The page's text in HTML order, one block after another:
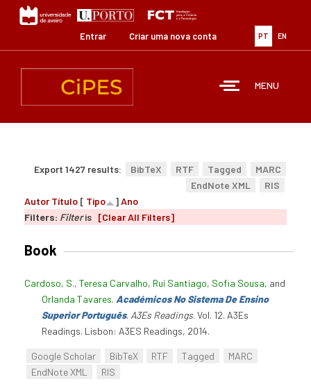
Passar
para
conteúdo
PT EN
Entrar Criar uma nova conta
MENU
Export 1427 results: BibTeX RTF Tagged
MARC
EndNote XML
RIS
Autor Título [ Tipo ]Ano
Filters: Filteris [Clear All Filters]
Book
Cardoso, S., Teresa Carvalho, Rui Santiago, Sofia Sousa, and
Orlanda Tavares. Académicos No Sistema De Ensino
Superior Português. A3Es Readings. Vol. 12. A3Es
Readings. Lisbon: A3ES Readings, 2014.
Google Scholar BibTeX RTF Tagged
MARC
EndNote XML
RIS